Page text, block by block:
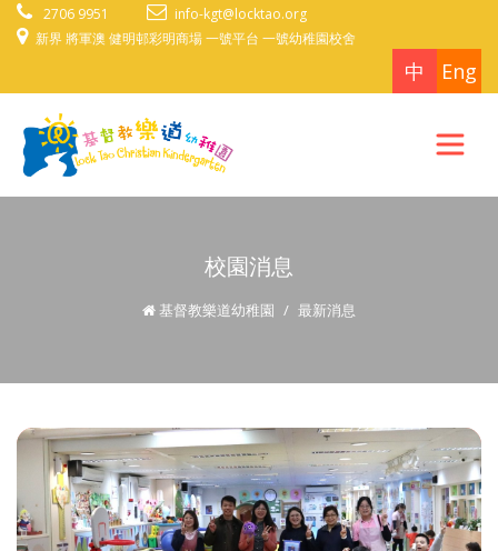
2706 9951
info-kgt@locktao.org
新界 將軍澳 健明邨彩明商場 一號平台 一號幼稚園校舍
中 Eng
校園消息
基督教樂道幼稚園 最新消息